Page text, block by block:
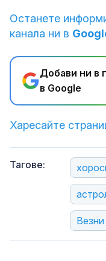
Останете
канала ни в
Добави ни в
в Google
Харесайте
Тагове:
Везни